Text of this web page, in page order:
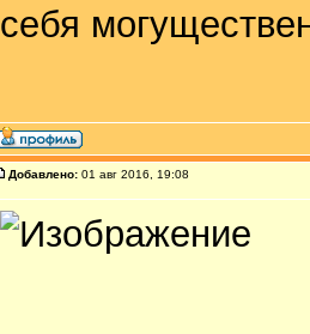
себя
Добавлено: 01 авг 2016, 19:08